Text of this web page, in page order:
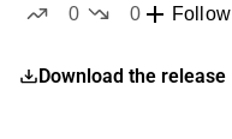
0
0
Follow
Download the release